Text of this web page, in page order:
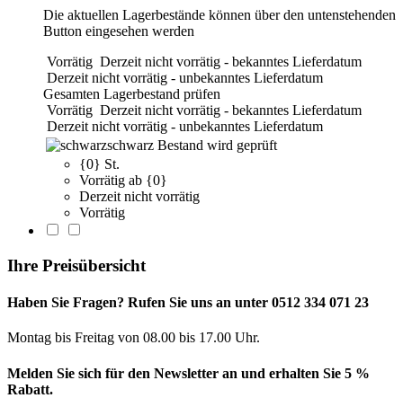
Die aktuellen Lagerbestände können über den untenstehenden
Button eingesehen werden
Vorrätig Derzeit nicht vorrätig - bekanntes Lieferdatum
Derzeit nicht vorrätig - unbekanntes Lieferdatum
Gesamten Lagerbestand prüfen
Vorrätig Derzeit nicht vorrätig - bekanntes Lieferdatum
Derzeit nicht vorrätig - unbekanntes Lieferdatum
schwarz Bestand wird geprüft
{0} St.
Vorrätig ab {0}
Derzeit nicht vorrätig
Vorrätig
Ihre Preisübersicht
Haben Sie Fragen? Rufen Sie uns an unter 0512 334 071 23
Montag bis Freitag von 08.00 bis 17.00 Uhr.
Melden Sie sich für den Newsletter an und erhalten Sie 5 %
Rabatt.